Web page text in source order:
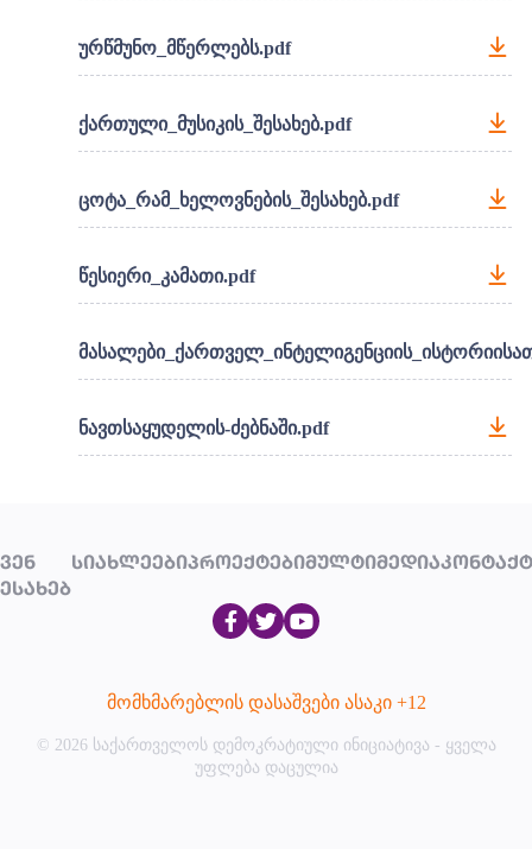
ურწმუნო_მწერლებს.pdf
ქართული_მუსიკის_შესახებ.pdf
ცოტა_რამ_ხელოვნების_შესახებ.pdf
წესიერი_კამათი.pdf
ნავთსაყუდელის-ძებნაში.pdf
ᲡᲘᲐᲮᲚᲔᲔᲑᲘᲞᲠᲝᲔᲥᲢᲔᲑᲘᲛᲣᲚᲢᲘᲛᲔᲓᲘᲐ
მომხმარებლის დასაშვები ასაკი +12
© 2026 საქართველოს დემოკრატიული ინიციატივა - ყველა
უფლება დაცულია